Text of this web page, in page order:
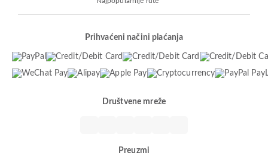
Prihvaćeni načini plaćanja
Društvene mreže
Preuzmi